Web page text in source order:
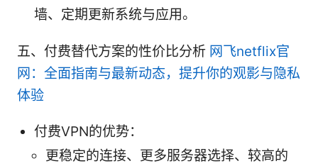
墙、定期更新系统与应用。
五、付费替代方案的性价比分析 网飞netflix官
网：全面指南与最新动态，提升你的观影与隐私
体验
付费VPN的优势：
更稳定的连接、更多服务器选择、较高的